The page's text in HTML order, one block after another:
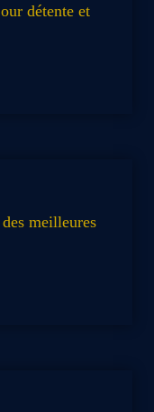
détente et
meilleures